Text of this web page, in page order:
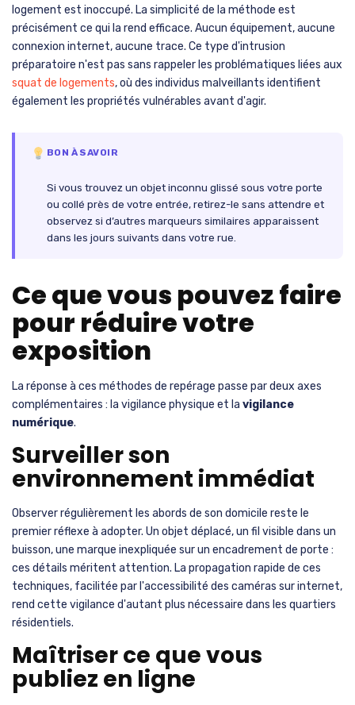
logement est inoccupé. La simplicité de la méthode est
précisément ce qui la rend efficace. Aucun équipement, aucune
connexion internet, aucune trace. Ce type d'intrusion
préparatoire n'est pas sans rappeler les problématiques liées aux
squat de logements, où des individus malveillants identifient
également les propriétés vulnérables avant d'agir.
BON À SAVOIR
Si vous trouvez un objet inconnu glissé sous votre porte
ou collé près de votre entrée, retirez-le sans attendre et
observez si d’autres marqueurs similaires apparaissent
dans les jours suivants dans votre rue.
Ce que vous pouvez faire
pour réduire votre
exposition
La réponse à ces méthodes de repérage passe par deux axes
complémentaires : la vigilance physique et la vigilance
numérique.
Surveiller son
environnement immédiat
Observer régulièrement les abords de son domicile reste le
premier réflexe à adopter. Un objet déplacé, un fil visible dans un
buisson, une marque inexpliquée sur un encadrement de porte :
ces détails méritent attention. La propagation rapide de ces
techniques, facilitée par l'accessibilité des caméras sur internet,
rend cette vigilance d'autant plus nécessaire dans les quartiers
résidentiels.
Maîtriser ce que vous
publiez en ligne